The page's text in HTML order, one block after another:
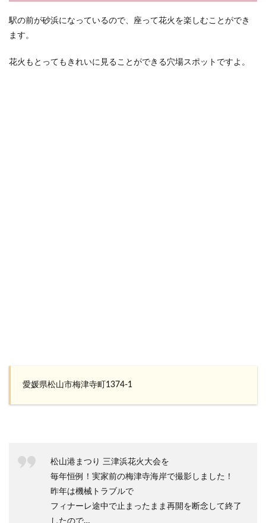
駅の前が砂浜になっているので、座って花火を楽しむことができ
ます。
花火もとってもきれいに見ることができる穴場スポットですよ。
愛媛県松山市梅津寺町1374-1
松山港まつり 三津浜花火大会を
毎年恒例！実家前の梅津寺海岸で撮影しました！
昨年は機械トラブルで
フィナーレ途中で止まったまま再開を断念して終了
したので…